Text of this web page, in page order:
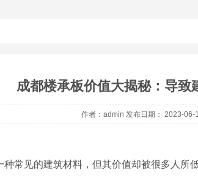
成都楼承板价值大揭秘：导致
作者：admin 发布日期： 2023-06-
种常见的建筑材料，但其价值却被很多人所